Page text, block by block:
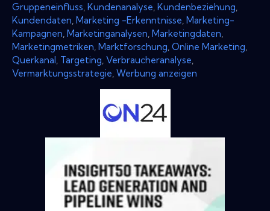
Gruppeneinfluss Kundenanalyse Kundenbeziehung
Kundendaten Marketing -Erkenntnisse Marketing-
Kampagnen Marketinganalysen Marketingdaten
Marketingmetriken Marktforschung Online Marketing
Querkanal Targeting Verbraucheranalyse
Vermarktungsstrategie Werbung anzeigen